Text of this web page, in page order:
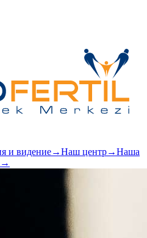
и видение→Наш центр→Наша
→